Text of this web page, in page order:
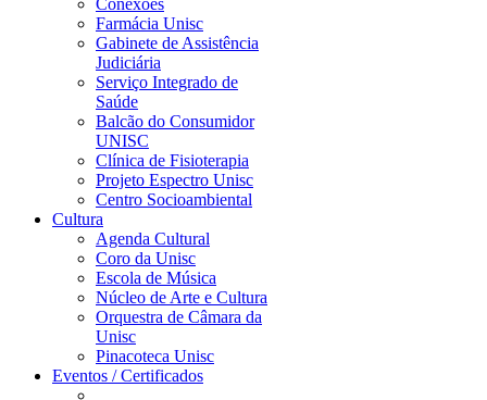
Conexões
Farmácia Unisc
Gabinete de Assistência
Judiciária
Serviço Integrado de
Saúde
Balcão do Consumidor
UNISC
Clínica de Fisioterapia
Projeto Espectro Unisc
Centro Socioambiental
Cultura
Agenda Cultural
Coro da Unisc
Escola de Música
Núcleo de Arte e Cultura
Orquestra de Câmara da
Unisc
Pinacoteca Unisc
Eventos / Certificados